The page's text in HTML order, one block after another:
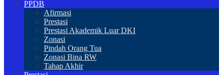
PPDB
Afirmasi
Prestasi
Prestasi Akademik Luar DKI
Zonasi
Pindah Orang Tua
Zonasi Bina RW
Tahap Akhir